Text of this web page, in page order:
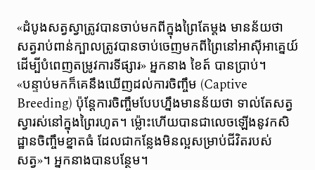
«ដំបូងសត្វស្វាត្រូវបានចាប់មកពីក្នុងព្រៃតែម្តង មានន័យថា
សត្វរាប់ពាន់ក្បាលត្រូវបានចាប់ចេញមកពីព្រៃនៅអាស៊ីអាគ្នេយ៍
ដើម្បីបំពេញតម្រូវការទីផ្សារ» អ្នកនាង ខៃត៍ បានប្រាប់។
«បន្ទាប់មកក៏គេនឹងឃើញដល់ការចិញ្ចឹម (Captive
Breeding) ប៉ុន្តែការចិញ្ចឹមបែបហ្នឹងមានន័យថា ទាល់តែសត្វ
ស្វារស់នៅក្នុងព្រៃរហូត។ ម៉្លោះហើយបានជាលេចឡើងនូវកសិ
ដ្ឋានចិញ្ចឹមខ្នាតធំ ដែលជាកន្លែងមិនល្អសម្រាប់ជីវិតរបស់
សត្វ»។ អ្នកនាងបានបន្ថែម។​